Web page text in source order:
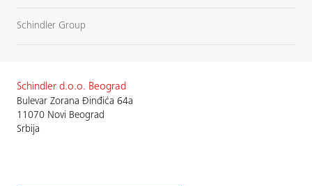
Schindler Group
Schindler d.o.o. Beograd
Bulevar Zorana Đinđića 64a
11070 Novi Beograd
Srbija